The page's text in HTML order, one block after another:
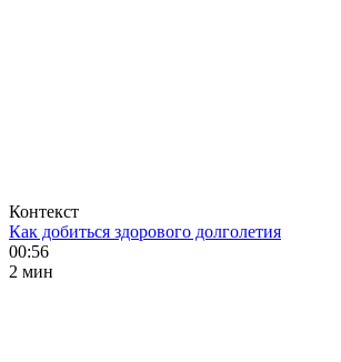
Контекст
Как добиться здорового долголетия
00:56
2 мин